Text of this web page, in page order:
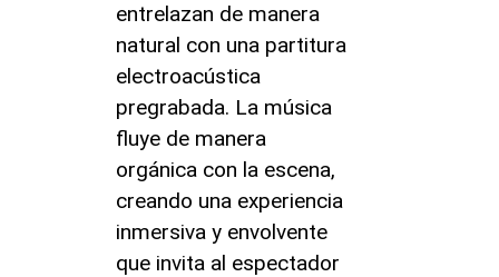
entrelazan de manera
natural con una partitura
electroacústica
pregrabada. La música
fluye de manera
orgánica con la escena,
creando una experiencia
inmersiva y envolvente
que invita al espectador